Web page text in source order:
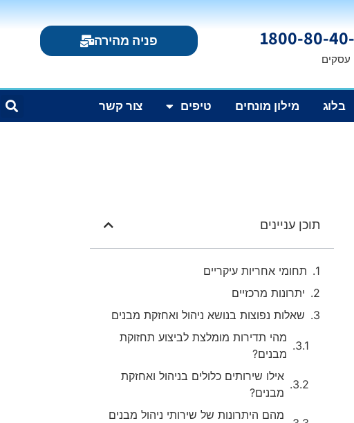
עסקים
פניה מהירה
בלוג מילון מונחים טיפים צור קשר
תוכן עניינים
תחומי אחריות עיקריים
יתרונות מרכזיים
שאלות נפוצות בנושא ניהול ואחזקת מבנים
מהי תדירות מומלצת לביצוע תחזוקת
מבנים?
אילו שירותים כלולים בניהול ואחזקת
מבנים?
מהם היתרונות של שירותי ניהול מבנים